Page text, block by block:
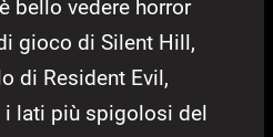
bello vedere horror
gioco di Silent Hill,
di Resident Evil,
i lati più spigolosi del